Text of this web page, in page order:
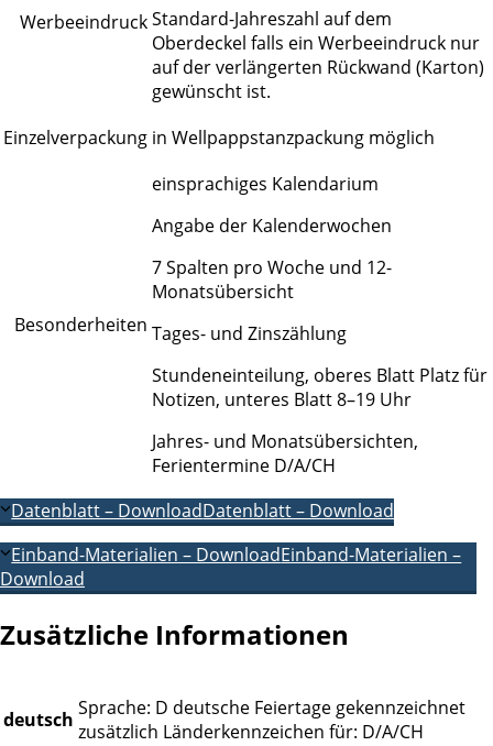
WerbeeindruckStandard-Jahreszahl auf dem
Oberdeckel falls ein Werbeeindruck nur
auf der verlängerten Rückwand (Karton)
gewünscht ist.
Einzelverpackung in Wellpappstanzpackung möglich
Besonderheiten
einsprachiges Kalendarium
Angabe der Kalenderwochen
7 Spalten pro Woche und 12-
Monatsübersicht
Tages- und Zinszählung
Stundeneinteilung, oberes Blatt Platz für
Notizen, unteres Blatt 8–19 Uhr
Jahres- und Monatsübersichten,
Ferientermine D/A/CH
Datenblatt – DownloadDatenblatt – Download
Einband-Materialien – DownloadEinband-Materialien –
Download
Zusätzliche Informationen
deutsch Sprache: D deutsche Feiertage gekennzeichnet
zusätzlich Länderkennzeichen für: D/A/CH